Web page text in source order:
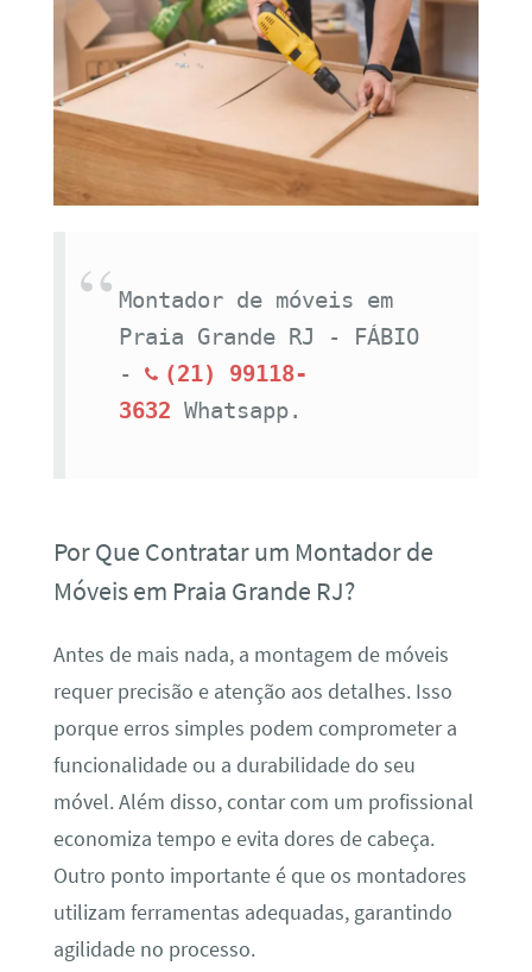
Montador de móveis em
Praia Grande RJ - FÁBIO
-
(21) 99118-
3632 Whatsapp.
Por Que Contratar um Montador de
Móveis em Praia Grande RJ?
Antes de mais nada, a montagem de móveis
requer precisão e atenção aos detalhes. Isso
porque erros simples podem comprometer a
funcionalidade ou a durabilidade do seu
móvel. Além disso, contar com um profissional
economiza tempo e evita dores de cabeça.
Outro ponto importante é que os montadores
utilizam ferramentas adequadas, garantindo
agilidade no processo.